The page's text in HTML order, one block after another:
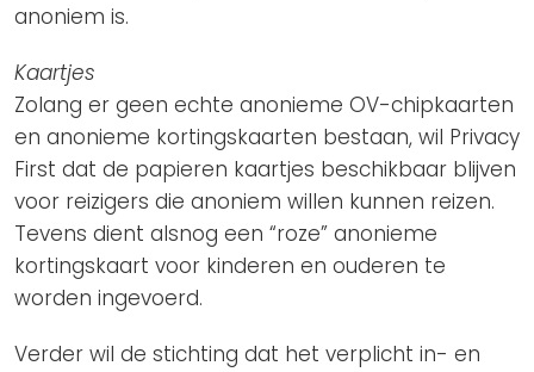
anoniem is.
Kaartjes
Zolang er geen echte anonieme OV-chipkaarten
en anonieme kortingskaarten bestaan, wil Privacy
First dat de papieren kaartjes beschikbaar blijven
voor reizigers die anoniem willen kunnen reizen.
Tevens dient alsnog een “roze” anonieme
kortingskaart voor kinderen en ouderen te
worden ingevoerd.
Verder wil de stichting dat het verplicht in- en